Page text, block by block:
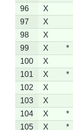
96
X
97
X
98
X
99
X *
100
X
101
X *
102
X
103
X
104
X *
105
X *